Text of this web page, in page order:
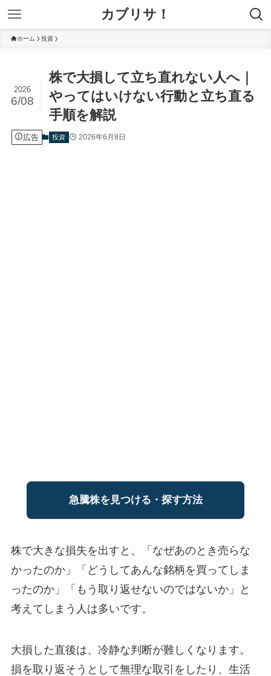
カブリサ！
ホーム 投資
株で大損して立ち直れない人へ｜
やってはいけない行動と立ち直る
手順を解説
2026
6/08
広告 投資 2026年6月8日
急騰株を見つける・探す方法
株で大きな損失を出すと、「なぜあのとき売らな
かったのか」「どうしてあんな銘柄を買ってしま
ったのか」「もう取り返せないのではないか」と
考えてしまう人は多いです。
大損した直後は、冷静な判断が難しくなります。
損を取り返そうとして無理な取引をしたり、生活